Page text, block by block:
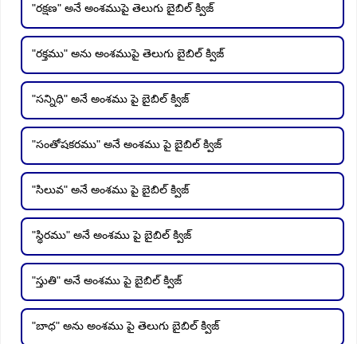
"రక్షణ" అనే అంశముపై తెలుగు బైబిల్ క్విజ్
"రక్తము" అను అంశముపై తెలుగు బైబిల్ క్విజ్
"సన్నిధి" అనే అంశము పై బైబిల్ క్విజ్
"సంతోషకరము" అనే అంశము పై బైబిల్ క్విజ్
"సిలువ" అనే అంశము పై బైబిల్ క్విజ్
"స్థిరము" అనే అంశము పై బైబిల్ క్విజ్
"స్తుతి" అనే అంశము పై బైబిల్ క్విజ్
"బాధ" అను అంశము పై తెలుగు బైబిల్ క్విజ్